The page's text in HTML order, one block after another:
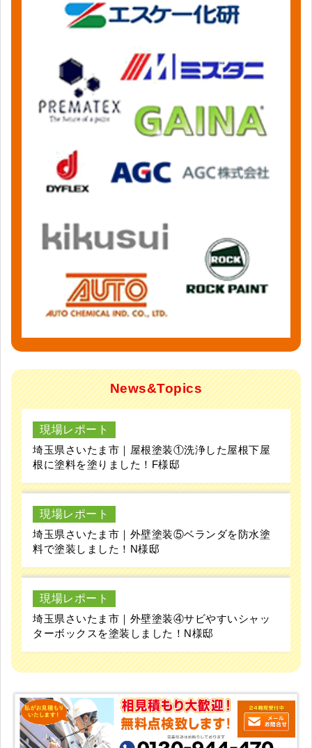
News&Topics
現場レポート
埼玉県さいたま市｜屋根塗装①洗浄した屋根下屋
根に塗料を塗りました！F様邸
現場レポート
埼玉県さいたま市｜外壁塗装⑤ベランダを防水塗
料で塗装しました！N様邸
現場レポート
埼玉県さいたま市｜外壁塗装④サビやすいシャッ
ターボックスを塗装しました！N様邸